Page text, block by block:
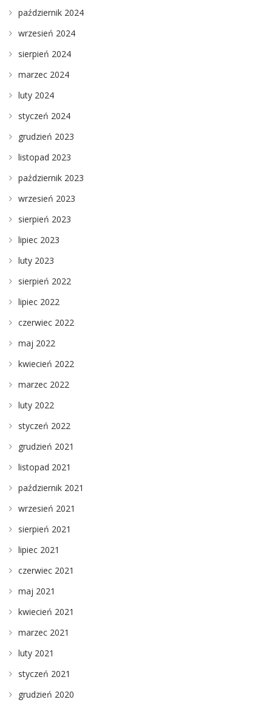
październik 2024
wrzesień 2024
sierpień 2024
marzec 2024
luty 2024
styczeń 2024
grudzień 2023
listopad 2023
październik 2023
wrzesień 2023
sierpień 2023
lipiec 2023
luty 2023
sierpień 2022
lipiec 2022
czerwiec 2022
maj 2022
kwiecień 2022
marzec 2022
luty 2022
styczeń 2022
grudzień 2021
listopad 2021
październik 2021
wrzesień 2021
sierpień 2021
lipiec 2021
czerwiec 2021
maj 2021
kwiecień 2021
marzec 2021
luty 2021
styczeń 2021
grudzień 2020